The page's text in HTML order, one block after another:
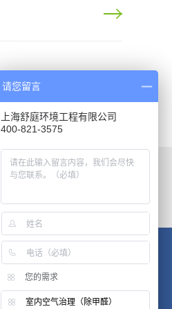
请您留言
上海舒庭环境工程有限公司
400-821-3575
您的需求
室内空气治理（除甲醛）